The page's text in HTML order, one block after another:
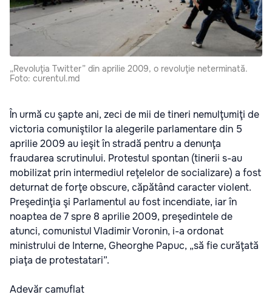
„Revoluţia Twitter” din aprilie 2009, o revoluţie neterminată.
Foto: curentul.md
În urmă cu şapte ani, zeci de mii de tineri nemulţumiţi de
victoria comuniştilor la alegerile parlamentare din 5
aprilie 2009 au ieşit în stradă pentru a denunţa
fraudarea scrutinului. Protestul spontan (tinerii s-au
mobilizat prin intermediul reţelelor de socializare) a fost
deturnat de forţe obscure, căpătând caracter violent.
Preşedinţia şi Parlamentul au fost incendiate, iar în
noaptea de 7 spre 8 aprilie 2009, preşedintele de
atunci, comunistul Vladimir Voronin, i-a ordonat
ministrului de Interne, Gheorghe Papuc, „să fie curăţată
piaţa de protestatari”.
Adevăr camuflat